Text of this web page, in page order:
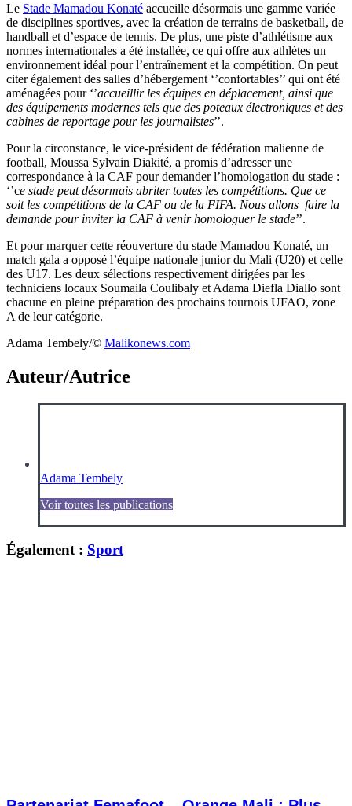
Le Stade Mamadou Konaté accueille désormais une gamme variée
de disciplines sportives, avec la création de terrains de basketball, de
handball et d’espace de tennis. De plus, une piste d’athlétisme aux
normes internationales a été installée, ce qui offre aux athlètes un
environnement idéal pour l’entraînement et la compétition. On peut
citer également des salles d’hébergement ‘’confortables’’ qui ont été
aménagées pour ‘’accueillir les équipes en déplacement, ainsi que
des équipements modernes tels que des poteaux électroniques et des
cabines de reportage pour les journalistes’’.
Pour la circonstance, le vice-président de fédération malienne de
football, Moussa Sylvain Diakité, a promis d’adresser une
correspondance à la CAF pour demander l’homologation du stade :
‘’ce stade peut désormais abriter toutes les compétitions. Que ce
soit les compétitions de la CAF ou de la FIFA. Nous allons faire la
demande pour inviter la CAF à venir homologuer le stade’’.
Et pour marquer cette réouverture du stade Mamadou Konaté, un
match gala a opposé l’équipe nationale junior du Mali (U20) et celle
des U17. Les deux sélections respectivement dirigées par les
techniciens locaux Soumaila Coulibaly et Adama Diefla Diallo sont
chacune en pleine préparation des prochains tournois UFAO, zone
A de leur catégorie.
Adama Tembely/©️ Malikonews.com
Auteur/Autrice
Adama Tembely
Voir toutes les publications
Également : Sport